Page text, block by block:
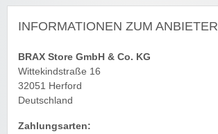
INFORMATIONEN ZUM ANBIETER
BRAX Store GmbH & Co. KG
Wittekindstraße 16
32051 Herford
Deutschland
Zahlungsarten: